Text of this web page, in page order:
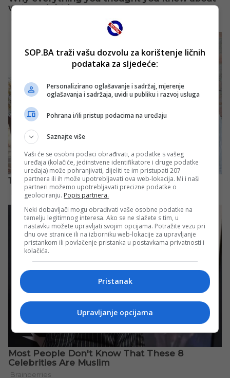
SOP.BA traži vašu dozvolu za korištenje ličnih
podataka za sljedeće:
Personalizirano oglašavanje i sadržaj, mjerenje
oglašavanja i sadržaja, uvidi u publiku i razvoj usluga
Pohrana i/ili pristup podacima na uređaju
Saznajte više
Vaši će se osobni podaci obrađivati, a podatke s vašeg
uređaja (kolačiće, jedinstvene identifikatore i druge podatke
uređaja) može pohranjivati, dijeliti te im pristupati 207
partnera ili ih može upotrebljavati ova web-lokacija. Mi i naši
partneri možemo upotrebljavati precizne podatke o
geolociranju. Popis partnera.
Neki dobavljači mogu obrađivati vaše osobne podatke na
temelju legitimnog interesa. Ako se ne slažete s tim, u
nastavku možete upravljati svojim opcijama. Potražite vezu pri
dnu ove stranice ili na izborniku web-lokacije za upravljanje
pristankom ili povlačenje pristanka u postavkama privatnosti i
kolačića.
Pristanak
Upravljanje opcijama